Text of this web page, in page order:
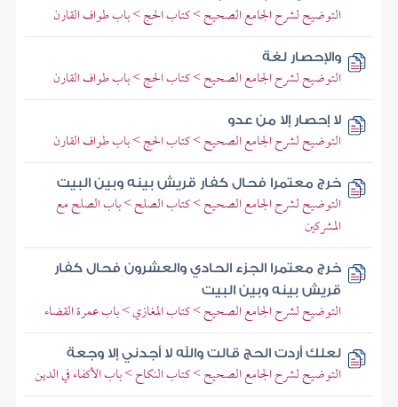
التوضيح لشرح الجامع الصحيح > كتاب الحج > باب طواف القارن
والإحصار لغة
التوضيح لشرح الجامع الصحيح > كتاب الحج > باب طواف القارن
لا إحصار إلا من عدو
التوضيح لشرح الجامع الصحيح > كتاب الحج > باب طواف القارن
خرج معتمرا فحال كفار قريش بينه وبين البيت
التوضيح لشرح الجامع الصحيح > كتاب الصلح > باب الصلح مع
المشركين
خرج معتمرا الجزء الحادي والعشرون فحال كفار
قريش بينه وبين البيت
التوضيح لشرح الجامع الصحيح > كتاب المغازي > باب عمرة القضاء
لعلك أردت الحج قالت والله لا أجدني إلا وجعة
التوضيح لشرح الجامع الصحيح > كتاب النكاح > باب الأكفاء في الدين